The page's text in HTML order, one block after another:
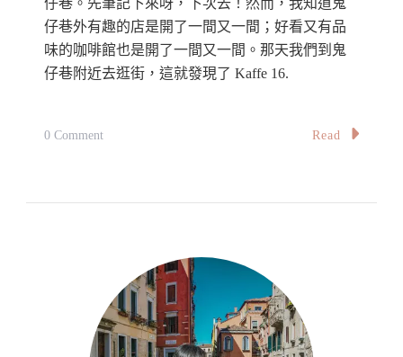
Belly
&
The
仔巷外有趣的店是開了一間又一間；好看又有品
味的咖啡館也是開了一間又一間。那天我們到鬼
仔巷附近去逛街，這就發現了 Kaffe 16.
0 CommentOn
新
～
Read